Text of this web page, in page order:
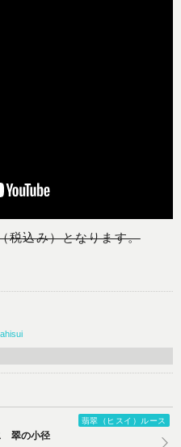
税込み）となります。
ahisui
翡翠（ヒスイ）ルース
翠の小径